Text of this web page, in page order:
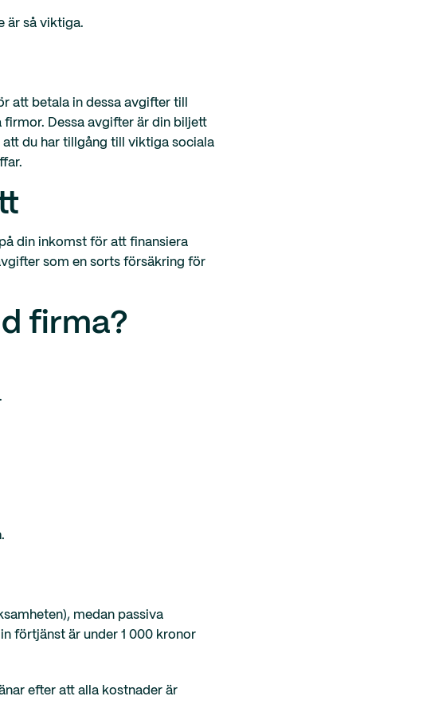
är så viktiga.
att betala in dessa avgifter till
Dessa avgifter är din biljett
du har tillgång till viktiga sociala
din inkomst för att finansiera
som en sorts försäkring för
firma?
medan passiva
förtjänst är under 1 000 kronor
efter att alla kostnader är